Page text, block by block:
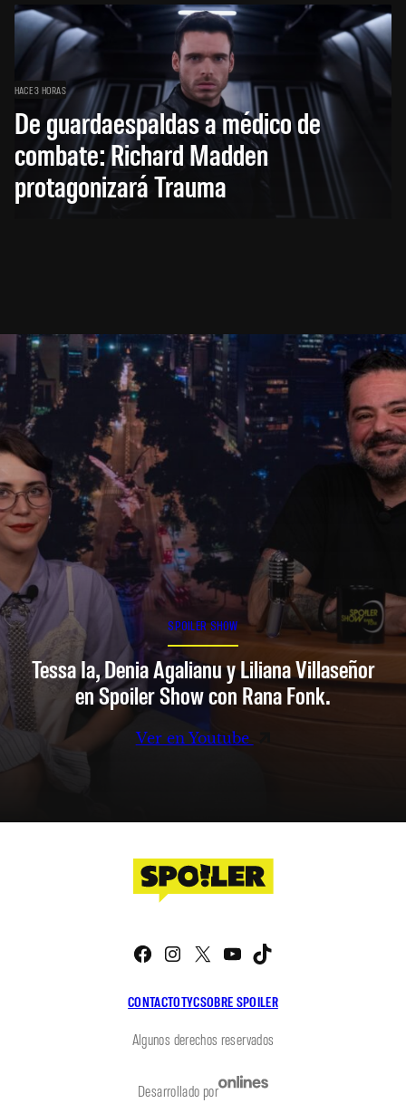
HACE 3 HORAS
De guardaespaldas a médico de
combate: Richard Madden
protagonizará Trauma
SPOILER SHOW
Tessa Ia, Denia Agalianu y Liliana Villaseñor
en Spoiler Show con Rana Fonk.
Ver en Youtube
CONTACTOTYCSOBRE SPOILER
Facebook
Instagram
X YouTube
Algunos derechos reservados
Desarrollado por